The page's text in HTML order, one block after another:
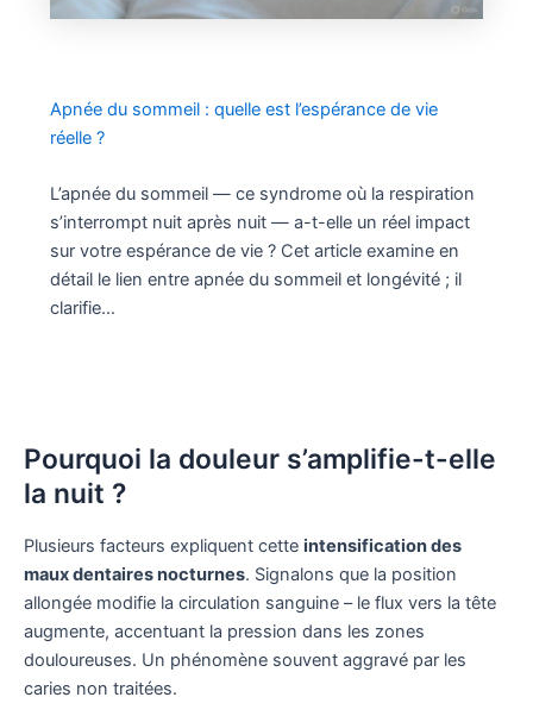
Apnée du sommeil : quelle est l’espérance de vie
réelle ?
L’apnée du sommeil — ce syndrome où la respiration
s’interrompt nuit après nuit — a-t-elle un réel impact
sur votre espérance de vie ? Cet article examine en
détail le lien entre apnée du sommeil et longévité ; il
clarifie…
Pourquoi la douleur s’amplifie-t-elle
la nuit ?
Plusieurs facteurs expliquent cette intensification des
maux dentaires nocturnes. Signalons que la position
allongée modifie la circulation sanguine – le flux vers la tête
augmente, accentuant la pression dans les zones
douloureuses. Un phénomène souvent aggravé par les
caries non traitées.